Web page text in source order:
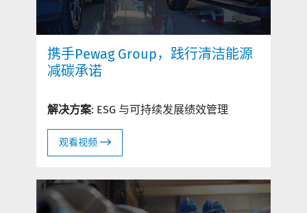
携手Pewag Group，践行清洁能源
减碳承诺
解决方案: ESG 与可持续发展绩效管理
观看视频